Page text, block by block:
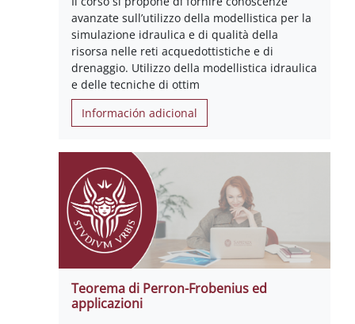
avanzate sull’utilizzo della modellistica per la
simulazione idraulica e di qualità della
risorsa nelle reti acquedottistiche e di
drenaggio. Utilizzo della modellistica idraulica
e delle tecniche di ottim
Información adicional
Teorema di Perron-Frobenius ed
applicazioni